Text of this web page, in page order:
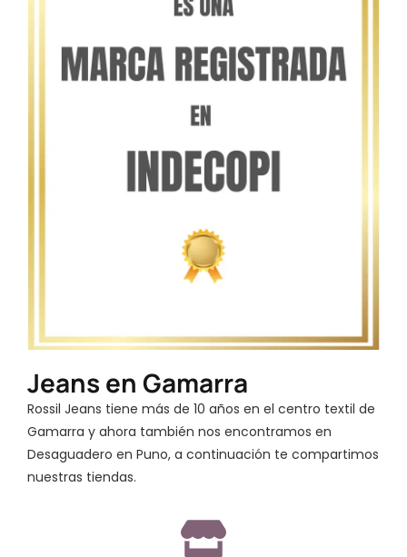
Jeans en Gamarra
Rossil Jeans tiene más de 10 años en el centro textil de
Gamarra y ahora también nos encontramos en
Desaguadero en Puno, a continuación te compartimos
nuestras tiendas.